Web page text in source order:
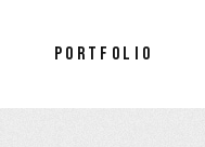
PORTFOLIO
Portfolio